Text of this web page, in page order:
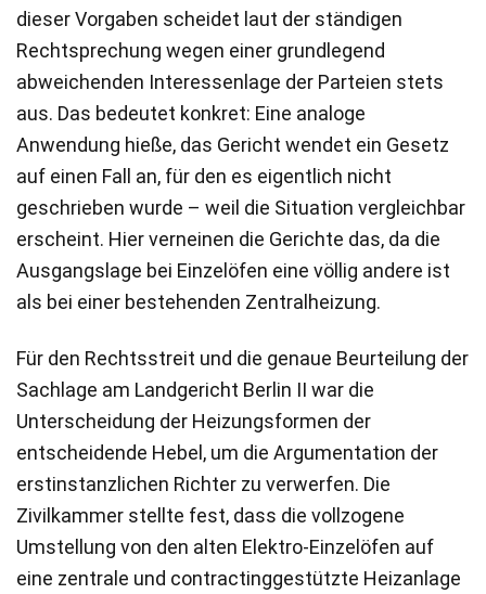
dieser Vorgaben scheidet laut der ständigen
Rechtsprechung wegen einer grundlegend
abweichenden Interessenlage der Parteien stets
aus. Das bedeutet konkret: Eine analoge
Anwendung hieße, das Gericht wendet ein Gesetz
auf einen Fall an, für den es eigentlich nicht
geschrieben wurde – weil die Situation vergleichbar
erscheint. Hier verneinen die Gerichte das, da die
Ausgangslage bei Einzelöfen eine völlig andere ist
als bei einer bestehenden Zentralheizung.
Für den Rechtsstreit und die genaue Beurteilung der
Sachlage am Landgericht Berlin II war die
Unterscheidung der Heizungsformen der
entscheidende Hebel, um die Argumentation der
erstinstanzlichen Richter zu verwerfen. Die
Zivilkammer stellte fest, dass die vollzogene
Umstellung von den alten Elektro-Einzelöfen auf
eine zentrale und contractinggestützte Heizanlage